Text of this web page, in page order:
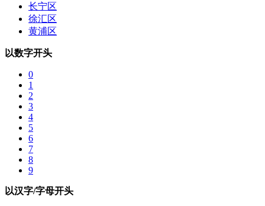
长宁区
徐汇区
黄浦区
以数字开头
0
1
2
3
4
5
6
7
8
9
以汉字/字母开头